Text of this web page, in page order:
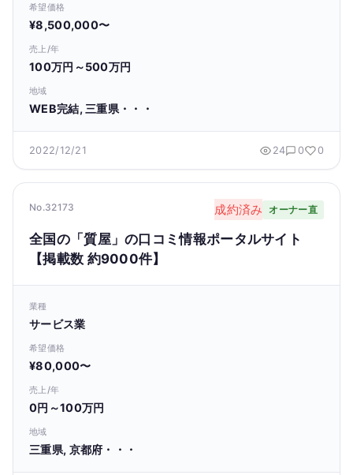
希望価格
¥8,500,000〜
売上/年
100万円～500万円
地域
WEB完結, 三重県・・・
2022/12/21 24 0 0
No.32173 成約済み オーナー直
全国の「質屋」の口コミ情報ポータルサイト
【掲載数 約9000件】
業種
サービス業
希望価格
¥80,000〜
売上/年
0円～100万円
地域
三重県, 京都府・・・